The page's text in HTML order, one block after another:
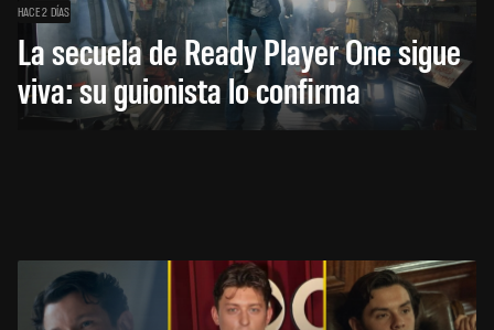
HACE 2 DÍAS
La secuela de Ready Player One sigue
viva: su guionista lo confirma